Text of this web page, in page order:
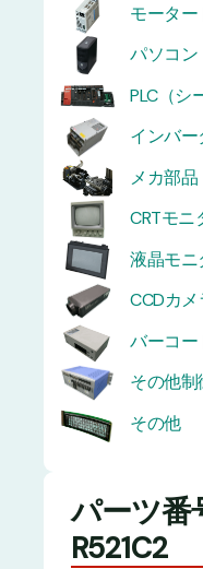
モータ
パソコン
PLC（シ
インバー
メカ部品
CRTモニ
液晶モニ
CCDカメ
バーコー
その他制
その他
パーツ
R521C2